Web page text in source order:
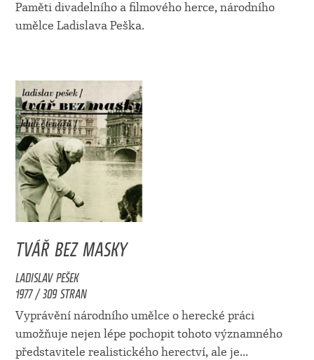
Paměti divadelního a filmového herce, národního
umělce Ladislava Peška.
TVÁŘ BEZ MASKY
LADISLAV PEŠEK
1977 / 309 STRAN
Vyprávění národního umělce o herecké práci
umožňuje nejen lépe pochopit tohoto významného
představitele realistického herectví, ale je...